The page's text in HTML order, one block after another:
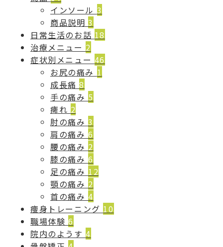
インソール 3
商品説明 3
日常生活のお話 18
治療メニュー 2
症状別メニュー 46
お尻の痛み 1
成長痛8
手の痛み 5
痺れ 2
肘の痛み 3
肩の痛み 6
腰の痛み 2
膝の痛み 6
足の痛み 12
顎の痛み 2
首の痛み 4
痩身トレーニング 10
職場体験 6
院内のようす4